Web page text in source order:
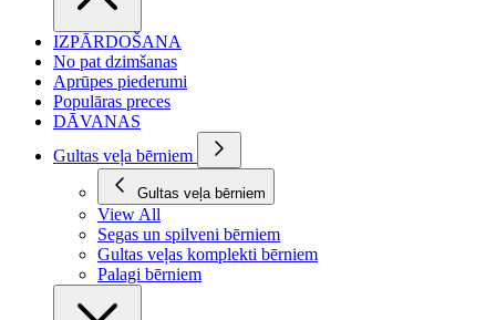
IZPĀRDOŠANA
No pat dzimšanas
Aprūpes piederumi
Populāras preces
DĀVANAS
Gultas veļa bērniem
Gultas veļa bērniem
View All
Segas un spilveni bērniem
Gultas veļas komplekti bērniem
Palagi bērniem